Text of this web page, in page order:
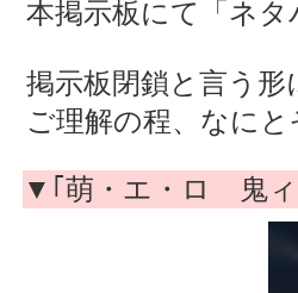
本掲示板にて「ネ
掲示板閉鎖と言う
ご理解の程、なに
▼｢萌・エ・ロ 鬼